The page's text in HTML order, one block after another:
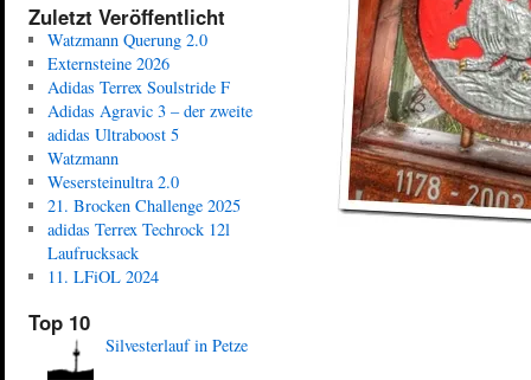
Zuletzt Veröffentlicht
Watzmann Querung 2.0
Externsteine 2026
Adidas Terrex Soulstride F
Adidas Agravic 3 – der zweite
adidas Ultraboost 5
Watzmann
Wesersteinultra 2.0
21. Brocken Challenge 2025
adidas Terrex Techrock 12l
Laufrucksack
11. LFiOL 2024
Top 10
Silvesterlauf in Petze